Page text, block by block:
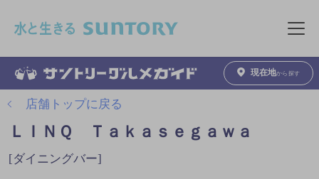
メニュ
現在地から探す
店舗トップに戻る
ＬＩＮＱ Ｔａｋａｓｅｇａｗａ
[ダイニングバー]